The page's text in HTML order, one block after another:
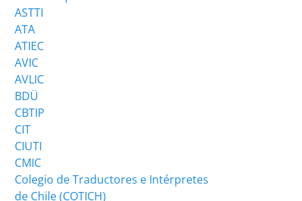
ASTTI
ATA
ATIEC
AVIC
AVLIC
BDÜ
CBTIP
CIT
CIUTI
CMIC
Colegio de Traductores e Intérpretes
de Chile (COTICH)